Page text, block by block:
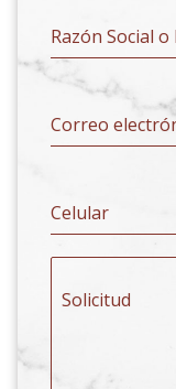
Razón Social o
Correo
Celular
Solicitud